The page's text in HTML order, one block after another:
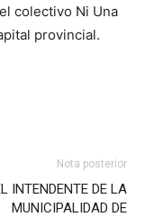
colectivo Ni Una
provincial.
Nota posterior
INTENDENTE DE LA
MUNICIPALIDAD DE